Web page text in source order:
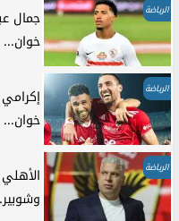
الرياضة
جمال
خوان...
الرياضة
خوان...
الرياضة